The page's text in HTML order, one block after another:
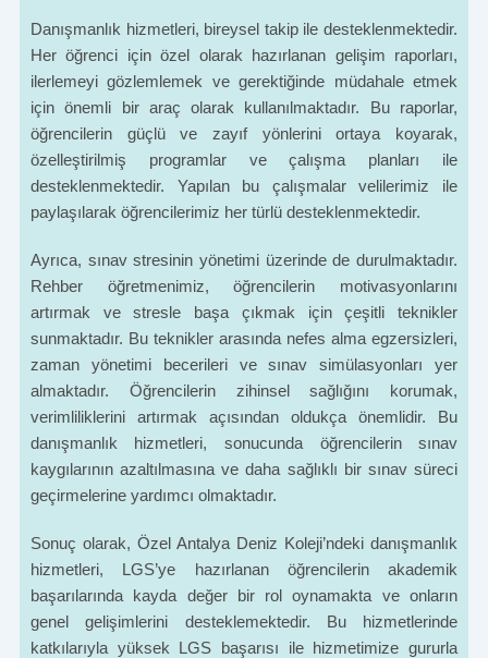
Danışmanlık hizmetleri, bireysel takip ile desteklenmektedir.
Her öğrenci için özel olarak hazırlanan gelişim raporları,
ilerlemeyi gözlemlemek ve gerektiğinde müdahale etmek
için önemli bir araç olarak kullanılmaktadır. Bu raporlar,
öğrencilerin güçlü ve zayıf yönlerini ortaya koyarak,
özelleştirilmiş programlar ve çalışma planları ile
desteklenmektedir. Yapılan bu çalışmalar velilerimiz ile
paylaşılarak öğrencilerimiz her türlü desteklenmektedir.
Ayrıca, sınav stresinin yönetimi üzerinde de durulmaktadır.
Rehber öğretmenimiz, öğrencilerin motivasyonlarını
artırmak ve stresle başa çıkmak için çeşitli teknikler
sunmaktadır. Bu teknikler arasında nefes alma egzersizleri,
zaman yönetimi becerileri ve sınav simülasyonları yer
almaktadır. Öğrencilerin zihinsel sağlığını korumak,
verimliliklerini artırmak açısından oldukça önemlidir. Bu
danışmanlık hizmetleri, sonucunda öğrencilerin sınav
kaygılarının azaltılmasına ve daha sağlıklı bir sınav süreci
geçirmelerine yardımcı olmaktadır.
Sonuç olarak, Özel Antalya Deniz Koleji’ndeki danışmanlık
hizmetleri, LGS’ye hazırlanan öğrencilerin akademik
başarılarında kayda değer bir rol oynamakta ve onların
genel gelişimlerini desteklemektedir. Bu hizmetlerinde
katkılarıyla yüksek LGS başarısı ile hizmetimize gururla